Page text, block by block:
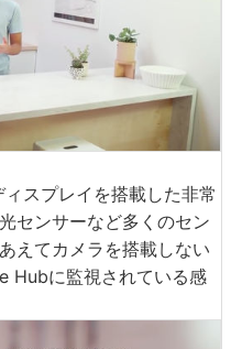
スプレイを搭載した非常
センサーなど多くのセン
えてカメラを搭載しない
Hubに監視されている感